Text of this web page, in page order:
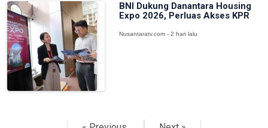
BNI Dukung Danantara Housing
Expo 2026, Perluas Akses KPR
Nusantaratv.com - 2 hari lalu